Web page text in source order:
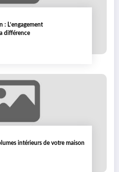
: L’engagement
différence
intérieurs de votre maison